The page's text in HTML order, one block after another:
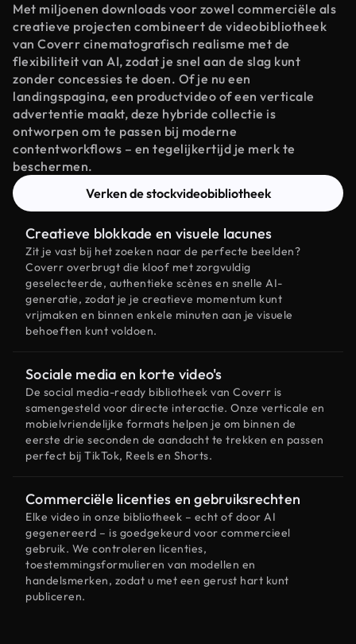
Met miljoenen downloads voor zowel commerciële als
creatieve projecten combineert de videobibliotheek
van Coverr cinematografisch realisme met de
flexibiliteit van AI, zodat je snel aan de slag kunt
zonder concessies te doen. Of je nu een
landingspagina, een productvideo of een verticale
advertentie maakt, deze hybride collectie is
ontworpen om te passen bij moderne
contentworkflows – en tegelijkertijd je merk te
beschermen.
Verken de stockvideobibliotheek
Creatieve blokkade en visuele lacunes
Zit je vast bij het zoeken naar de perfecte beelden?
Coverr overbrugt die kloof met zorgvuldig
geselecteerde, authentieke scènes en snelle AI-
generatie, zodat je je creatieve momentum kunt
vrijmaken en binnen enkele minuten aan je visuele
behoeften kunt voldoen.
Sociale media en korte video's
De social media-ready bibliotheek van Coverr is
samengesteld voor directe interactie. Onze verticale en
mobielvriendelijke formats helpen je om binnen de
eerste drie seconden de aandacht te trekken en passen
perfect bij TikTok, Reels en Shorts.
Commerciële licenties en gebruiksrechten
Elke video in onze bibliotheek – echt of door AI
gegenereerd – is goedgekeurd voor commercieel
gebruik. We controleren licenties,
toestemmingsformulieren van modellen en
handelsmerken, zodat u met een gerust hart kunt
publiceren.